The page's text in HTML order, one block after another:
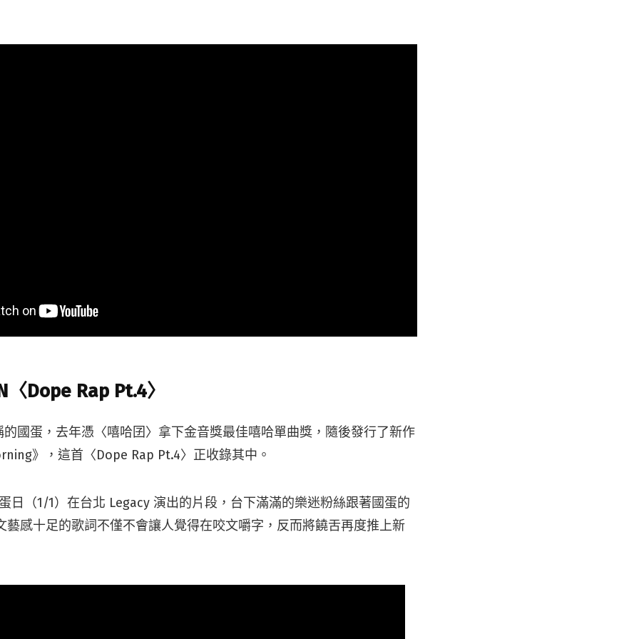
Dope Rap Pt.4〉
國蛋，去年憑〈嘻哈囝〉拿下金音獎最佳嘻哈單曲獎，隨後發行了新作
》，這首〈Dope Rap Pt.4〉正收錄其中。
日（1/1）在台北 Legacy 演出的片段，台下滿滿的樂迷粉絲跟著國蛋的
藝感十足的歌詞不僅不會讓人覺得在咬文嚼字，反而將饒舌再度推上新